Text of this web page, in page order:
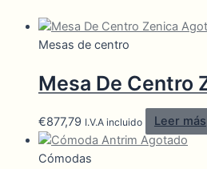
Mesas de centro
Mesa De Centro
€877,79 I.V.A incluido
Leer más
Agotado
Cómodas